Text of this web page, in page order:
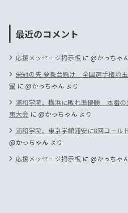
最近のコメント
応援メッセージ掲示板に@かっちゃ
栄冠の先 夢舞台懸け 全国選手権埼
望 に@かっちゃんより
浦和学院、横浜に敗れ準優勝 本番
東大会 に@かっちゃんより
浦和学院、東京学館浦安に8回コー
@かっちゃんより
応援メッセージ掲示板に@かっちゃ